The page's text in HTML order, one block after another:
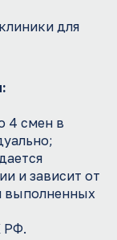
для
4 смен в
и зависит от
выполненных
РФ.